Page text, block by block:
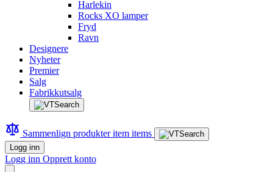
Harlekin
Rocks XO lamper
Fryd
Ravn
Designere
Nyheter
Premier
Salg
Fabrikkutsalg
Sammenlign produkteritem items
Logg inn
Logg inn Opprett konto